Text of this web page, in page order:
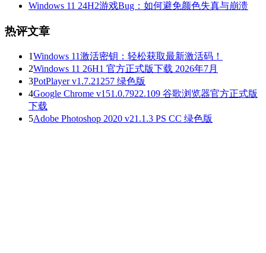
Windows 11 24H2游戏Bug：如何避免颜色失真与崩溃
热评文章
1Windows 11激活密钥：轻松获取最新激活码！
2Windows 11 26H1 官方正式版下载 2026年7月
3PotPlayer v1.7.21257 绿色版
4Google Chrome v151.0.7922.109 谷歌浏览器官方正式版
下载
5Adobe Photoshop 2020 v21.1.3 PS CC 绿色版